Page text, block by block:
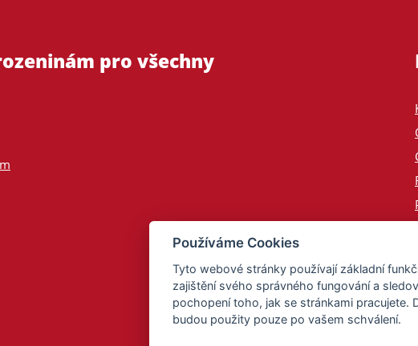
pro všechny
Používáme Cookies
Tyto webové stránky používají základní
zajištění svého správného fungování a
pochopení toho, jak se stránkami pracujete.
budou použity pouze po vašem schválení.